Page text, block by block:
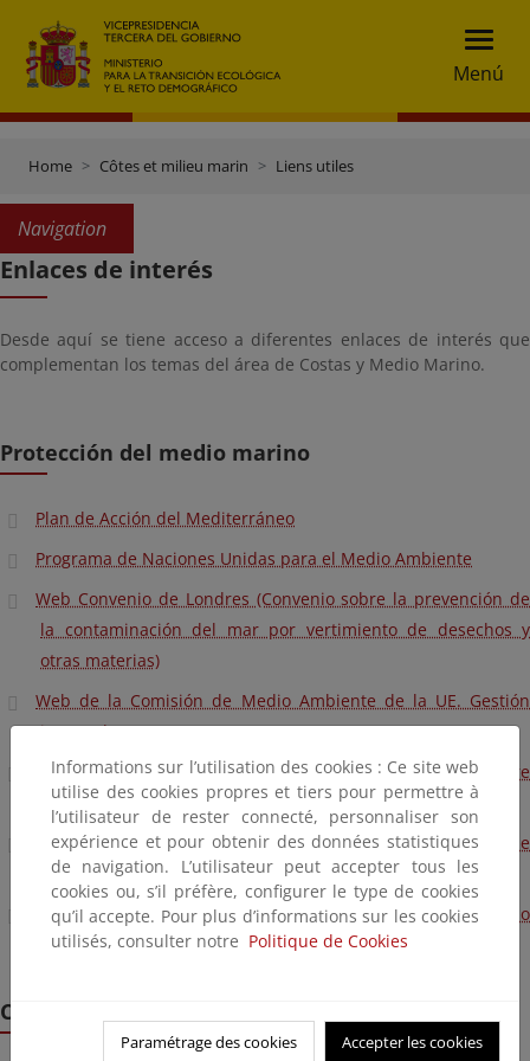
Menú
Home Côtes et milieu marin Liens utiles
Navigation
Enlaces de interés
Desde aquí se tiene acceso a diferentes enlaces de interés que
complementan los temas del área de Costas y Medio Marino.
Protección del medio marino
Plan de Acción del Mediterráneo
Programa de Naciones Unidas para el Medio Ambiente
Web Convenio de Londres (Convenio sobre la prevención de
la contaminación del mar por vertimiento de desechos y
otras materias)
Web de la Comisión de Medio Ambiente de la UE. Gestión
integrada zonas costeras
Web de la Conferencia de las Naciones Unidas sobre
Comercio y Transporte (UNCTAD)
Web de la UE proyectos demostración gestión integrada de
zonas costeras
Web del Convenio OSPAR sobre la protección del medio
ambiente marino del Atlántico nordeste
Campaña medusas
Informations sur l’utilisation des cookies : Ce site web
utilise des cookies propres et tiers pour permettre à
l’utilisateur de rester connecté, personnaliser son
expérience et pour obtenir des données statistiques
de navigation. L’utilisateur peut accepter tous les
cookies ou, s’il préfère, configurer le type de cookies
qu’il accepte. Pour plus d’informations sur les cookies
utilisés, consulter notre Politique de Cookies
Paramétrage des cookies Accepter les cookies